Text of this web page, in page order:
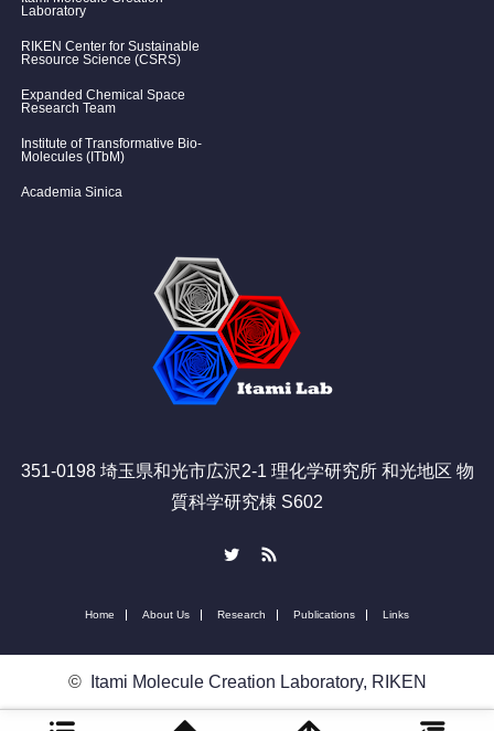
Laboratory
RIKEN Center for Sustainable
Resource Science (CSRS)
Expanded Chemical Space
Research Team
Institute of Transformative Bio-
Molecules (ITbM)
Academia Sinica
351-0198 埼玉県和光市広沢2-1 理化学研究所 和光地区 物
質科学研究棟 S602
Home About Us Research Publications Links
© Itami Molecule Creation Laboratory, RIKEN